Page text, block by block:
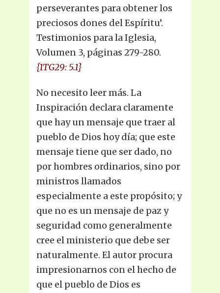
perseverantes para obtener los
preciosos dones del Espíritu’.
Testimonios para la Iglesia,
Volumen 3, páginas 279-280.
{1TG29: 5.1}
No necesito leer más. La
Inspiración declara claramente
que hay un mensaje que traer al
pueblo de Dios hoy día; que este
mensaje tiene que ser dado, no
por hombres ordinarios, sino por
ministros llamados
especialmente a este propósito; y
que no es un mensaje de paz y
seguridad como generalmente
cree el ministerio que debe ser
naturalmente. El autor procura
impresionarnos con el hecho de
que el pueblo de Dios es